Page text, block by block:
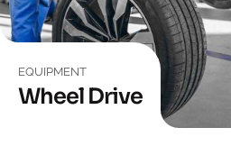
EQUIPMENT
Wheel Drive